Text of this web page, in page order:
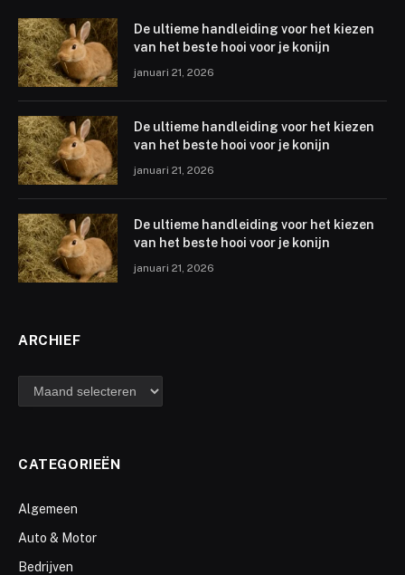
De ultieme handleiding voor het kiezen
van het beste hooi voor je konijn
januari 21, 2026
De ultieme handleiding voor het kiezen
van het beste hooi voor je konijn
januari 21, 2026
De ultieme handleiding voor het kiezen
van het beste hooi voor je konijn
januari 21, 2026
ARCHIEF
archief
CATEGORIEËN
Algemeen
Auto & Motor
Bedrijven